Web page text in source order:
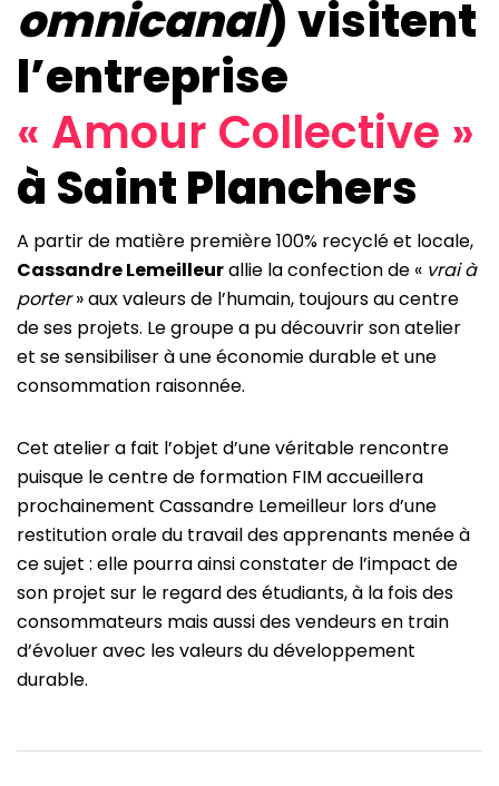
omnicanal) visitent
l’entreprise
« Amour Collective »
à Saint Planchers
A partir de matière première 100% recyclé et locale,
Cassandre Lemeilleurallie la confection de « vrai à
porter» aux valeurs de l’humain, toujours au centre
de ses projets. Le groupe a pu découvrir son atelier
et se sensibiliser à une économie durable et une
consommation raisonnée.
Cet atelier a fait l’objet d’une véritable rencontre
puisque le centre de formation FIM accueillera
prochainement Cassandre Lemeilleur lors d’une
restitution orale du travail des apprenants menée à
ce sujet : elle pourra ainsi constater de l’impact de
son projet sur le regard des étudiants, à la fois des
consommateurs mais aussi des vendeurs en train
d’évoluer avec les valeurs du développement
durable.